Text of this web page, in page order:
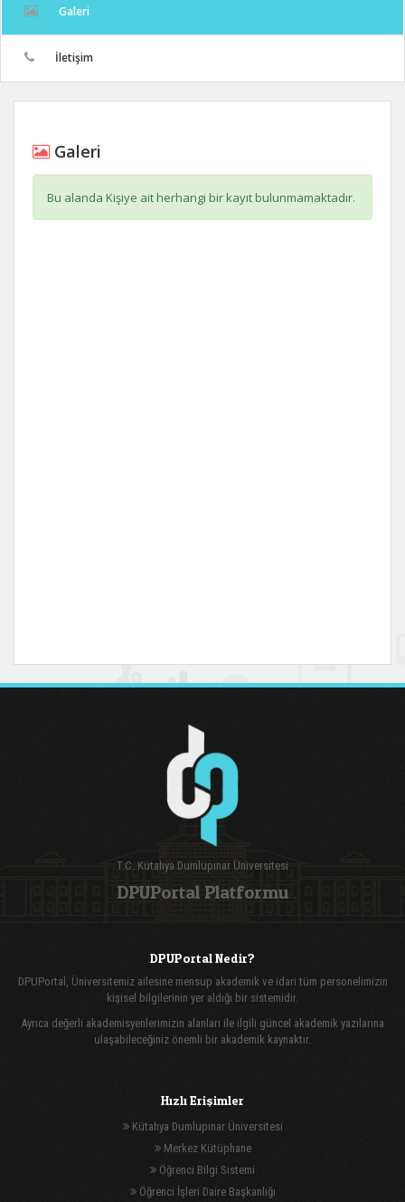
Galeri
İletişim
Galeri
Bu alanda Kişiye ait herhangi bir kayıt bulunmamaktadır.
T.C. Kütahya Dumlupınar Üniversitesi
DPUPortal Platformu
DPUPortal Nedir?
DPUPortal, Üniversitemiz ailesine mensup akademik ve idari tüm personelimizin
kişisel bilgilerinin yer aldığı bir sistemidir.
Ayrıca değerli akademisyenlerimizin alanları ile ilgili güncel akademik yazılarına
ulaşabileceğiniz önemli bir akademik kaynaktır.
Hızlı Erişimler
Kütahya Dumlupınar Üniversitesi
Merkez Kütüphane
Öğrenci Bilgi Sistemi
Öğrenci İşleri Daire Başkanlığı